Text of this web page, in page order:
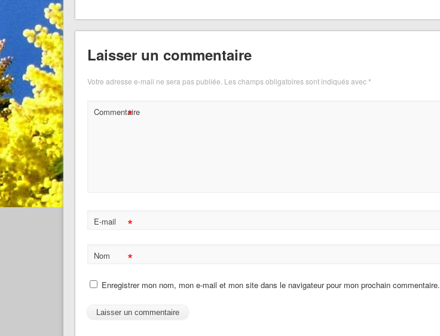
Laisser un commentaire
Votre adresse e-mail ne sera pas publiée. Les champs obligatoires sont indiqués avec*
Commentaire
*
E-mail *
Nom *
Enregistrer mon nom, mon e-mail et mon site dans le navigateur pour mon prochain commentaire.